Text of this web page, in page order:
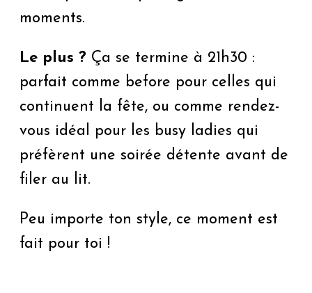
moments.
Le plus ? Ça se termine à 21h30 :
parfait comme before pour celles qui
continuent la fête, ou comme rendez-
vous idéal pour les busy ladies qui
préfèrent une soirée détente avant de
filer au lit.
Peu importe ton style, ce moment est
fait pour toi !